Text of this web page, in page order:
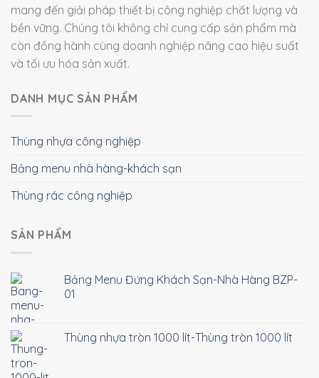
mang đến giải pháp thiết bị công nghiệp chất lượng và
bền vững. Chúng tôi không chỉ cung cấp sản phẩm mà
còn đồng hành cùng doanh nghiệp nâng cao hiệu suất
và tối ưu hóa sản xuất.
DANH MỤC SẢN PHẨM
Thùng nhựa công nghiệp
Bảng menu nhà hàng-khách sạn
Thùng rác công nghiệp
SẢN PHẨM
Bảng Menu Đứng Khách Sạn-Nhà Hàng BZP-
01
Thùng nhựa tròn 1000 lít-Thùng tròn 1000 lít